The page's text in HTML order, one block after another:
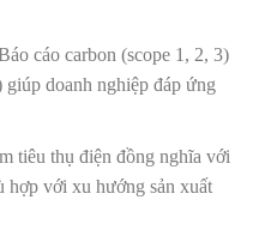
cáo carbon (scope 1, 2, 3)
giúp doanh nghiệp đáp ứng
tiêu thụ điện đồng nghĩa với
hợp với xu hướng sản xuất